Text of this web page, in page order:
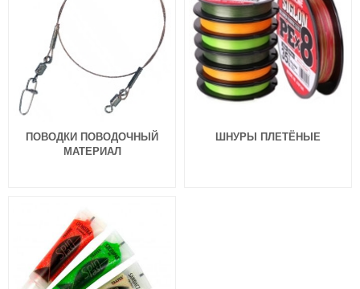
ПОВОДКИ ПОВОДОЧНЫЙ
МАТЕРИАЛ
ШНУРЫ ПЛЕТЁНЫЕ